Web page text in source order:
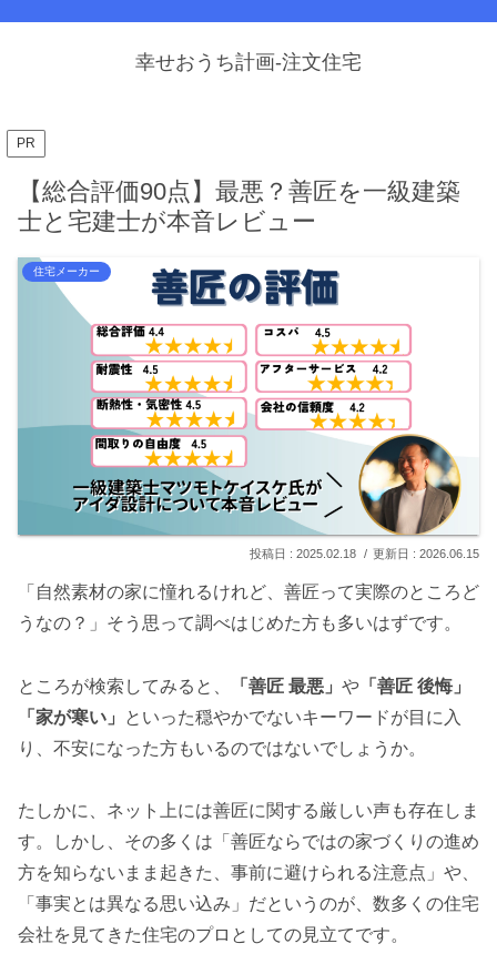
幸せおうち計画-注文住宅
PR
【総合評価90点】最悪？善匠を一級建築
士と宅建士が本音レビュー
住宅メーカー
2025.02.18 2026.06.15
「自然素材の家に憧れるけれど、善匠って実際のところど
うなの？」そう思って調べはじめた方も多いはずです。
ところが検索してみると、 「善匠 最悪」 や 「善匠 後悔」
「家が寒い」
といった穏やかでないキーワードが目に入
り、不安になった方もいるのではないでしょうか。
たしかに、ネット上には善匠に関する厳しい声も存在しま
す。しかし、その多くは「善匠ならではの家づくりの進め
方を知らないまま起きた、事前に避けられる注意点」や、
「事実とは異なる思い込み」だというのが、数多くの住宅
会社を見てきた住宅のプロとしての見立てです。